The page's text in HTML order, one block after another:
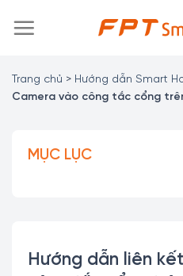
đến
Trang chủ > Hướng dẫn Smart
Camera vào công tắc cổng trên
Hướng dẫn liên
MỤC LỤC